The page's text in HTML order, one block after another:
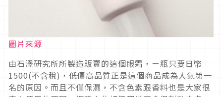
圖片來源
由石澤研究所所製造販賣的這個眼霜，ㄧ瓶只要日幣
1500(不含稅)，低價高品質正是這個商品成為人氣第一
名的原因。而且不僅保濕，不含色素跟香料也是大家很